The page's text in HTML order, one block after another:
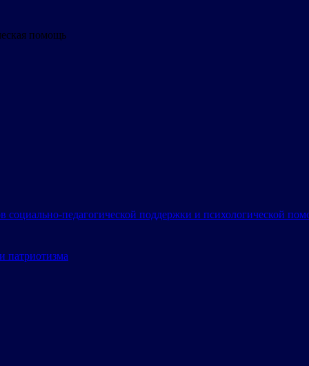
помощь
педагогической поддержки и психологической
патриотизма